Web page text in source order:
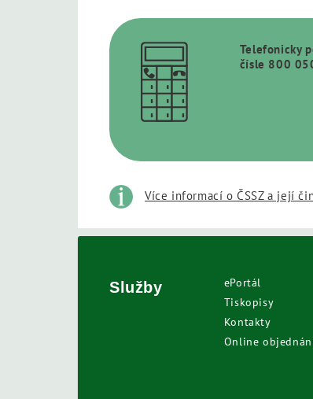
Telefonicky
čísle 800
Více informací o ČSSZ a její
Služby
ePortál
Tiskopisy
Kontakty
Online